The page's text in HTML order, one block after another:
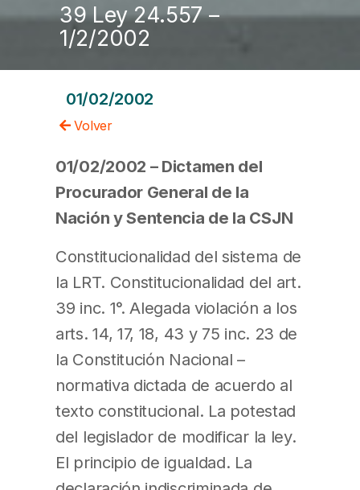
39 Ley 24.557 –
1/2/2002
01/02/2002
Volver
01/02/2002 – Dictamen del
Procurador General de la
Nación y Sentencia de la CSJN
Constitucionalidad del sistema de
la LRT. Constitucionalidad del art.
39 inc. 1°. Alegada violación a los
arts. 14, 17, 18, 43 y 75 inc. 23 de
la Constitución Nacional –
normativa dictada de acuerdo al
texto constitucional. La potestad
del legislador de modificar la ley.
El principio de igualdad. La